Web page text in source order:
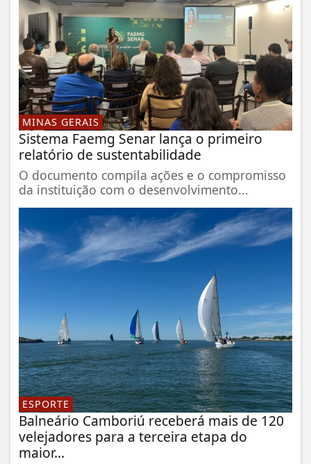
MINAS GERAIS
Sistema Faemg Senar lança o primeiro
relatório de sustentabilidade
O documento compila ações e o compromisso
da instituição com o desenvolvimento...
ESPORTE
Balneário Camboriú receberá mais de 120
velejadores para a terceira etapa do
maior...